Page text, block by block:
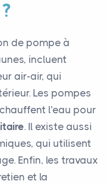
de pompe à
incluent
air-air, qui
Les pompes
l'eau pour
. Il existe aussi
qui utilisent
Enfin, les travaux
et la